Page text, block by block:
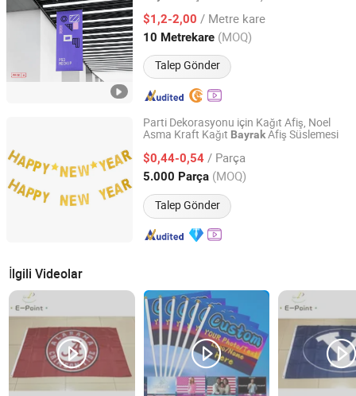
$1,2-2,00 / Metre kare
10 Metrekare (MOQ)
Talep Gönder
Zhejiang, China Fiyat 2025
Parti Dekorasyonu için Kağıt Afiş, Noel
Asma Kraft Kağıt BayrakAfiş Süslemesi
$0,44-0,54 / Parça
5.000 Parça (MOQ)
Talep Gönder
Zhejiang Zunyi Crafts Co., Ltd.
Zhejiang, China Fiyat 2018
İlgili Videolar